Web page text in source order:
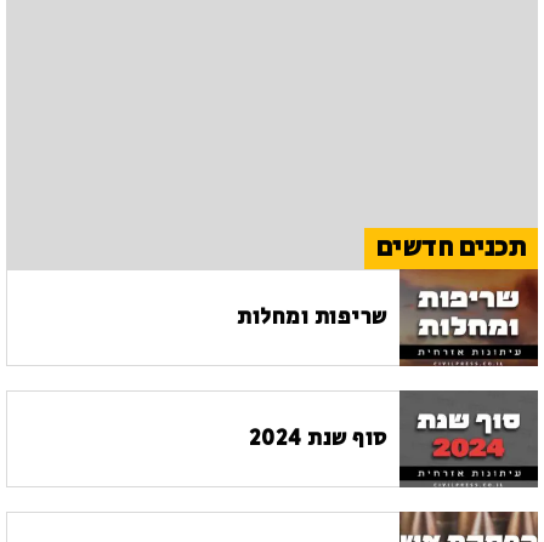
תכנים חדשים
שריפות ומחלות
סוף שנת 2024